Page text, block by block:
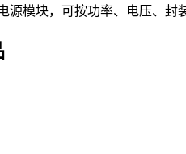
源模块，可按功率、电压、封